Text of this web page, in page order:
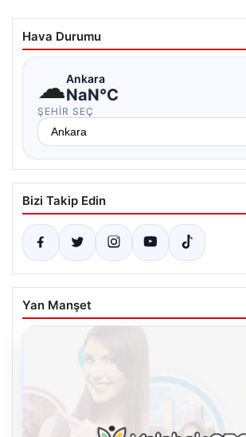
Hava Durumu
☁Ankara
NaN°C
ŞEHIR SEÇ
Bizi Takip Edin
Yan Manşet